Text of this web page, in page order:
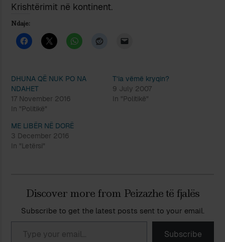
Krishtërimit në kontinent.
Ndaje:
DHUNA QË NUK PO NA
NDAHET
17 November 2016
In "Politikë"
T’ia vëmë kryqin?
9 July 2007
In "Politikë"
ME LIBËR NË DORË
3 December 2016
In "Letërsi"
Discover more from Peizazhe të fjalës
Subscribe to get the latest posts sent to your email.
Type your email…
Subscribe